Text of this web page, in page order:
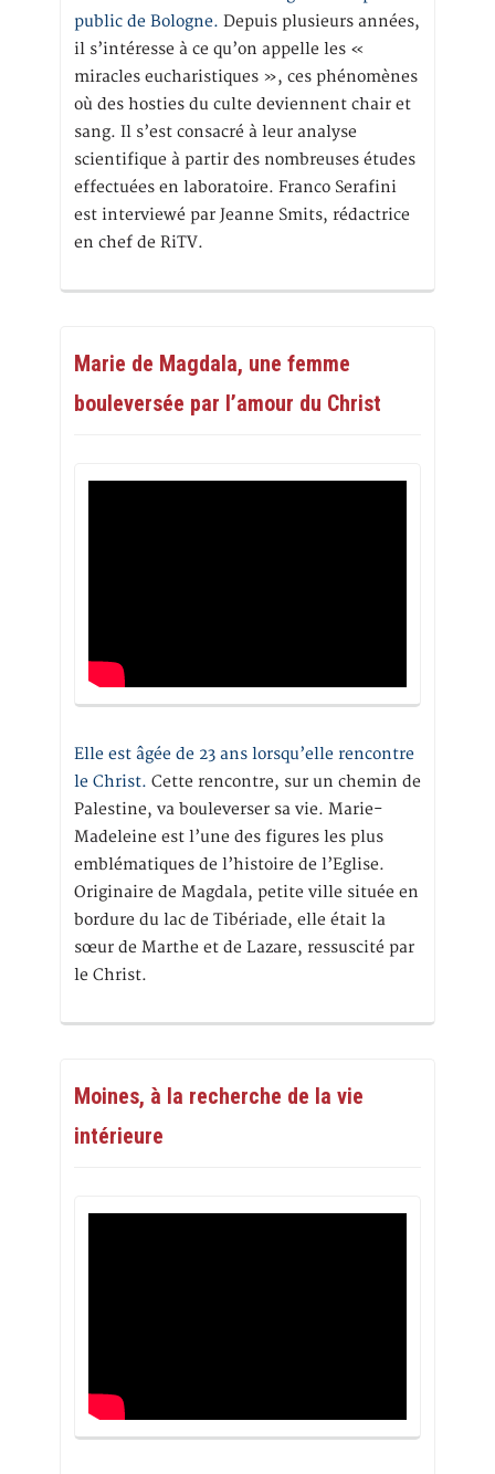
public de Bologne. Depuis plusieurs années,
il s’intéresse à ce qu’on appelle les «
miracles eucharistiques », ces phénomènes
où des hosties du culte deviennent chair et
sang. Il s’est consacré à leur analyse
scientifique à partir des nombreuses études
effectuées en laboratoire. Franco Serafini
est interviewé par Jeanne Smits, rédactrice
en chef de RiTV.
Marie de Magdala, une femme
bouleversée par l’amour du Christ
Elle est âgée de 23 ans lorsqu’elle rencontre
le Christ. Cette rencontre, sur un chemin de
Palestine, va bouleverser sa vie. Marie-
Madeleine est l’une des figures les plus
emblématiques de l’histoire de l’Eglise.
Originaire de Magdala, petite ville située en
bordure du lac de Tibériade, elle était la
sœur de Marthe et de Lazare, ressuscité par
le Christ.
Moines, à la recherche de la vie
intérieure